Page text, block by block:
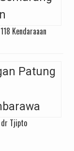
Kendaraaan
dr Tjipto